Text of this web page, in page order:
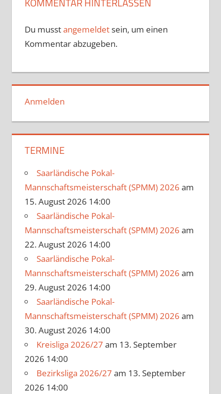
Du musstangemeldetsein, um einen
Kommentar abzugeben.
Anmelden
TERMINE
Saarländische Pokal-
Mannschaftsmeisterschaft (SPMM) 2026 am
15. August 2026 14:00
Saarländische Pokal-
Mannschaftsmeisterschaft (SPMM) 2026 am
22. August 2026 14:00
Saarländische Pokal-
Mannschaftsmeisterschaft (SPMM) 2026 am
29. August 2026 14:00
Saarländische Pokal-
Mannschaftsmeisterschaft (SPMM) 2026 am
30. August 2026 14:00
Kreisliga 2026/27 am 13. September
2026 14:00
Bezirksliga 2026/27 am 13. September
2026 14:00